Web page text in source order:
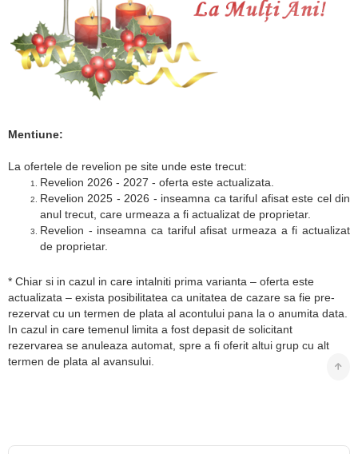
Mentiune:
La ofertele de revelion pe site unde este trecut:
Revelion 2026 - 2027 - oferta este actualizata.
Revelion 2025 - 2026 - inseamna ca tariful afisat este cel din
anul trecut, care urmeaza a fi actualizat de proprietar.
Revelion - inseamna ca tariful afisat urmeaza a fi actualizat
de proprietar.
* Chiar si in cazul in care intalniti prima varianta – oferta este
actualizata – exista posibilitatea ca unitatea de cazare sa fie pre-
rezervat cu un termen de plata al acontului pana la o anumita data.
In cazul in care temenul limita a fost depasit de solicitant
rezervarea se anuleaza automat, spre a fi oferit altui grup cu alt
termen de plata al avansului.